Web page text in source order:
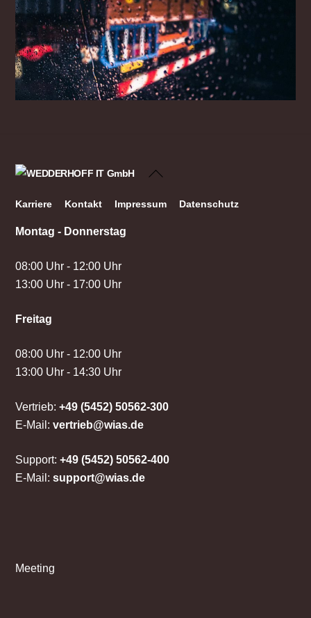
Back
Top
Karriere Kontakt Impressum Datenschutz
Montag - Donnerstag
08:00 Uhr - 12:00 Uhr
13:00 Uhr - 17:00 Uhr
Freitag
08:00 Uhr - 12:00 Uhr
13:00 Uhr - 14:30 Uhr
Vertrieb:+49 (5452) 50562-300
E-Mail:vertrieb@wias.de
Support:+49 (5452) 50562-400
E-Mail:support@wias.de
Meeting